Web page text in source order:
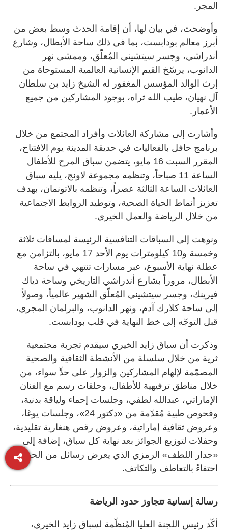
المجر.
وأوضحت، في بيان لها، أن إقامة الحدث وسط بعض من
أبرز معالم بودابست، بما في ذلك ساحة الأبطال، وشارع
أندراشي، وجسر سيتشيني المُعلّق، وممشى نهر
الدانوب، يرسّخ القيم الإنسانية العالمية المستوحاة من
إرث الوالد المؤسس المغفور له الشيخ زايد بن سلطان
آل نهيان، طيب الله ثراه، بوجود المشاركين من جميع
الأعمار.
وأشارت إلى مشاركة العائلات وأفراد المجتمع من خلال
برنامج حافل بالفعاليات في حديقة المدينة يوم الافتتاح،
المقرر السبت 16 مايو، يتضمن سباق المرح للأطفال
الساعة 11 صباحاً، وتنظمه مجموعة لاونج، يليه سباق
العائلات الساعة الثالثة عصراً، وتنظمه بالاتونمان، بهدف
تعزيز أنماط الحياة الصحية، وتوطيد الروابط الاجتماعية
من خلال الرياضة والعمل الخيري.
ونوهت إلى السباقات التنافسية الرئيسة لمسافات ثلاثة
وخمسة و10 كيلومترات يوم الأحد 17 مايو، بالتزامن مع
عطلة نهاية الأسبوع، عبر مسارات تنتهي في ساحة
الأبطال، مروراً بشارع أندراشي التاريخي وساحة دياك
فيرينك، وجسر سيتشيني المُعلّق الشهير عالمياً، وصولاً
إلى ساحة كلارك آدم، ونهر الدانوب، والبرلمان المجري،
قبل التوجّه إلى خط النهاية في قلب بودابست.
وذكرت أن سباق زايد الخيري سيقدم تجربة مجتمعية
ثرية من خلال سلسلة من الأنشطة الثقافية والصحية
المصمّمة لإلهام المشاركين والزوار على حدٍّ سواء، من
خلال مناطق ترفيهية للأطفال، وحلقات رسم مع الفنان
الإماراتي، عبدالله لطفي، وجلسات إحماء ولياقة بدنية،
وفحوص طبية مُقدّمة من «دكتور 24»، وجلسات يوغا،
وعروض ثقافية إماراتية، وعروض رقص هنغارية تقليدية،
وحفلات لتوزيع الجوائز بعد نهاية كل سباق، إضافة إلى
«جدار اللطف» الرمزي الذي يعرض رسائل من الحضور
احتفاءً بالتعاطف والتكاتف.
رسالة إنسانية تتجاوز حدود الرياضة
أكّد رئيس اللجنة العليا المُنظّمة لسباق زايد الخيري،